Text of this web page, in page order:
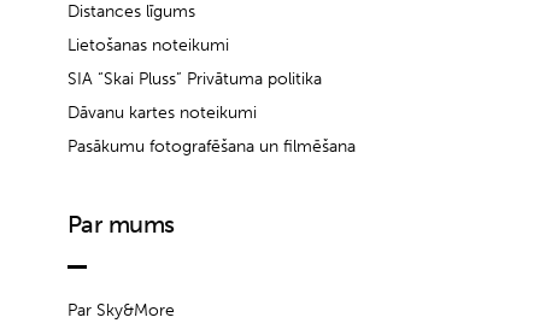
Distances līgums
Lietošanas noteikumi
SIA “Skai Pluss” Privātuma politika
Dāvanu kartes noteikumi
Pasākumu fotografēšana un filmēšana
Par mums
Par Sky&More